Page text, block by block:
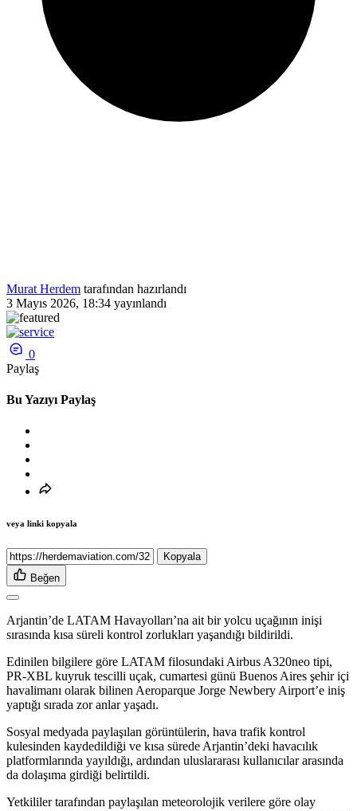
Murat Herdem tarafından hazırlandı
3 Mayıs 2026, 18:34 yayınlandı
0
Paylaş
Bu Yazıyı Paylaş
veya linki kopyala
Kopyala
Beğen
Arjantin’de LATAM Havayolları’na ait bir yolcu uçağının inişi
sırasında kısa süreli kontrol zorlukları yaşandığı bildirildi.
Edinilen bilgilere göre LATAM filosundaki Airbus A320neo tipi,
PR-XBL kuyruk tescilli uçak, cumartesi günü Buenos Aires şehir içi
havalimanı olarak bilinen Aeroparque Jorge Newbery Airport’e iniş
yaptığı sırada zor anlar yaşadı.
Sosyal medyada paylaşılan görüntülerin, hava trafik kontrol
kulesinden kaydedildiği ve kısa sürede Arjantin’deki havacılık
platformlarında yayıldığı, ardından uluslararası kullanıcılar arasında
da dolaşıma girdiği belirtildi.
Yetkililer tarafından paylaşılan meteorolojik verilere göre olay